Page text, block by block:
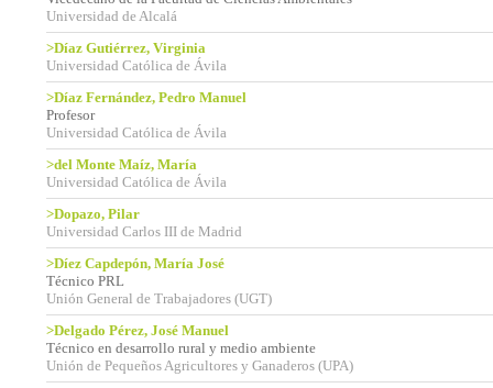
Universidad de Alcalá
>Díaz Gutiérrez, Virginia
Universidad Católica de Ávila
>Díaz Fernández, Pedro Manuel
Profesor
Universidad Católica de Ávila
>del Monte Maíz, María
Universidad Católica de Ávila
>Dopazo, Pilar
Universidad Carlos III de Madrid
>Díez Capdepón, María José
Técnico PRL
Unión General de Trabajadores (UGT)
>Delgado Pérez, José Manuel
Técnico en desarrollo rural y medio ambiente
Unión de Pequeños Agricultores y Ganaderos (UPA)